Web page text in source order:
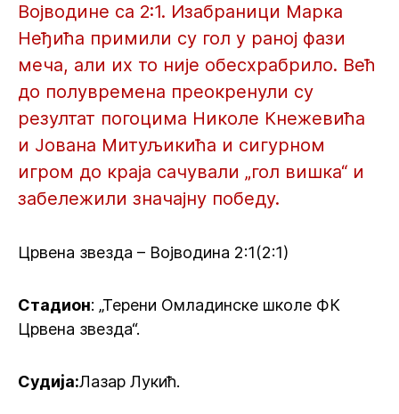
Војводине са 2:1. Изабраници Марка
Неђића примили су гол у раној фази
меча, али их то није обесхрабрило. Већ
до полувремена преокренули су
резултат погоцима Николе Кнежевића
и Јована Митуљикића и сигурном
игром до краја сачували „гол вишка“ и
забележили значајну победу.
Црвена звезда – Војводина 2:1(2:1)
Стадион: „Терени Омладинске школе ФК
Црвена звезда“.
Судија:Лазар Лукић.